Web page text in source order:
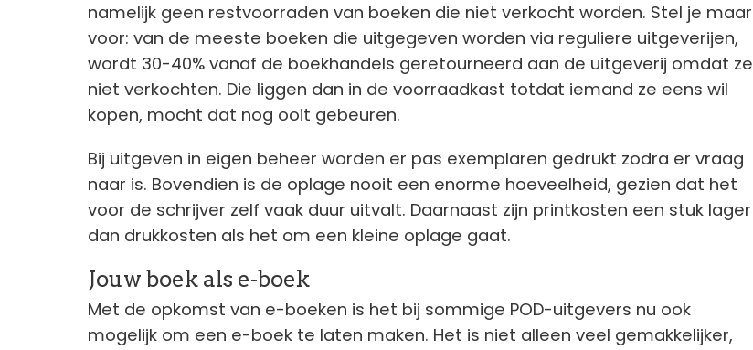
namelijk geen restvoorraden van boeken die niet verkocht worden. Stel je maar
voor: van de meeste boeken die uitgegeven worden via reguliere uitgeverijen,
wordt 30-40% vanaf de boekhandels geretourneerd aan de uitgeverij omdat ze
niet verkochten. Die liggen dan in de voorraadkast totdat iemand ze eens wil
kopen, mocht dat nog ooit gebeuren.
Bij uitgeven in eigen beheer worden er pas exemplaren gedrukt zodra er vraag
naar is. Bovendien is de oplage nooit een enorme hoeveelheid, gezien dat het
voor de schrijver zelf vaak duur uitvalt. Daarnaast zijn printkosten een stuk lager
dan drukkosten als het om een kleine oplage gaat.
Jouw boek als e-boek
Met de opkomst van e-boeken is het bij sommige POD-uitgevers nu ook
mogelijk om een e-boek te laten maken. Het is niet alleen veel gemakkelijker,